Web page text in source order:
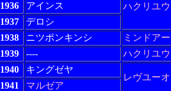
ハクリユウ
1936
アインス
1937
デロシ
1938
ニツポンキンシ
ミンドアー
1939
----
ハクリユウ
1940
キングゼヤ
レヴユー
1941
マルゼア